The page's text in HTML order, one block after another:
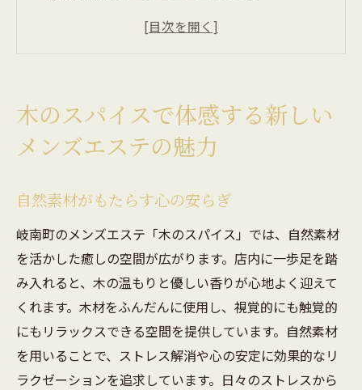
革新的な技術と木の融合
木の香りと共に深まるリラクゼーション
メンズエステが提供する新たな価値
岐南町の自然に囲まれたメンズエステで心身を
自然の恵みが生む健康効果
岐南町の四季を感じる癒しの空間
心身のバランスを保つための施術
環境が与える心地よさの秘密
日常を忘れる特別なひととき
自然と調和したメンズエステの意義
木の温もりが与える癒し効果メンズエステでの
木のスパイスで体感する新しい
メンズエステの魅力
自然素材がもたらす心の安らぎ
岐南町のメンズエステ「木のスパイス」では、自然素材
を活かした癒しの空間が広がります。店内に一歩足を踏
み入れると、木の温もりと優しい香りが心地よく迎えて
くれます。木材をふんだんに使用し、視覚的にも触覚的
にもリラックスできる空間を提供しています。自然素材
を用いることで、ストレス解消や心の安定に効果的なリ
ラクゼーションを追求しています。日々のストレスから